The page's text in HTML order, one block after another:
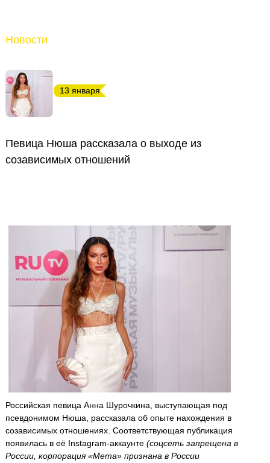
Новости
13 января
Певица Нюша рассказала о выходе из
созависимых отношений
Российская певица Анна Шурочкина, выступающая под
псевдонимом Нюша, рассказала об опыте нахождения в
созависимых отношениях. Соответствующая публикация
появилась в её Instagram-аккаунте (соцсеть запрещена в
России, корпорация «Мета» признана в России